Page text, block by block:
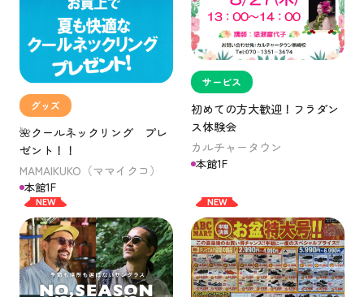
グッズ
🌺クールネックリング プレ
ゼント！！
MAMAIKUKO（ママイクコ）
本館1F
サービス
初めての方大歓迎！フラダン
ス体験会
カルチャータウン
本館1F
NEW NEW